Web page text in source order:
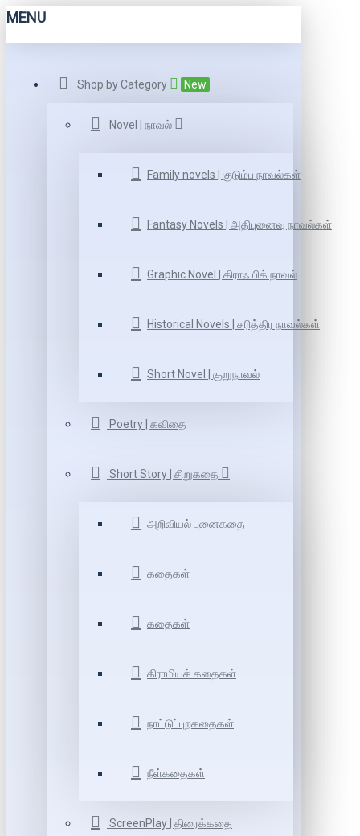
MENU
Shop by Category New
Novel | நாவல்
Family novels | குடும்ப நாவல்கள்
Fantasy Novels | அதிபுனைவு நாவல்கள்
Graphic Novel | கிராஃ பிக் நாவல்
Historical Novels | சரித்திர நாவல்கள்
Short Novel | குறுநாவல்
Poetry | கவிதை
Short Story | சிறுகதை
அறிவியல் புனைகதை
கதைகள்
கதைகள்
கிராமியக் கதைகள்
நாட்டுப்புறகதைகள்
நீள்கதைகள்
ScreenPlay | திரைக்கதை